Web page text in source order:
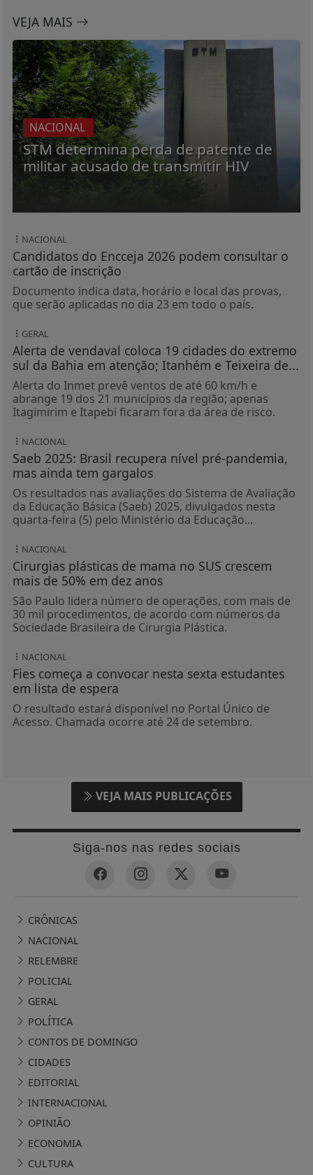
VEJA MAIS
NACIONAL
STM determina perda de patente de
militar acusado de transmitir HIV
NACIONAL
Candidatos do Encceja 2026 podem consultar o
cartão de inscrição
Documento indica data, horário e local das provas,
que serão aplicadas no dia 23 em todo o país.
GERAL
Alerta de vendaval coloca 19 cidades do extremo
sul da Bahia em atenção; Itanhém e Teixeira de...
Alerta do Inmet prevê ventos de até 60 km/h e
abrange 19 dos 21 municípios da região; apenas
Itagimirim e Itapebi ficaram fora da área de risco.
NACIONAL
Saeb 2025: Brasil recupera nível pré-pandemia,
mas ainda tem gargalos
Os resultados nas avaliações do Sistema de Avaliação
da Educação Básica (Saeb) 2025, divulgados nesta
quarta-feira (5) pelo Ministério da Educação...
NACIONAL
Cirurgias plásticas de mama no SUS crescem
mais de 50% em dez anos
São Paulo lidera número de operações, com mais de
30 mil procedimentos, de acordo com números da
Sociedade Brasileira de Cirurgia Plástica.
NACIONAL
Fies começa a convocar nesta sexta estudantes
em lista de espera
O resultado estará disponível no Portal Único de
Acesso. Chamada ocorre até 24 de setembro.
VEJA MAIS PUBLICAÇÕES
Siga-nos nas redes sociais
CRÔNICAS
NACIONAL
RELEMBRE
POLICIAL
GERAL
POLÍTICA
CONTOS DE DOMINGO
CIDADES
EDITORIAL
INTERNACIONAL
OPINIÃO
ECONOMIA
CULTURA